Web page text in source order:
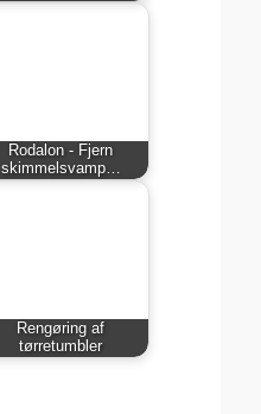
Rodalon - Fjern
skimmelsvamp…
Rengøring af
tørretumbler